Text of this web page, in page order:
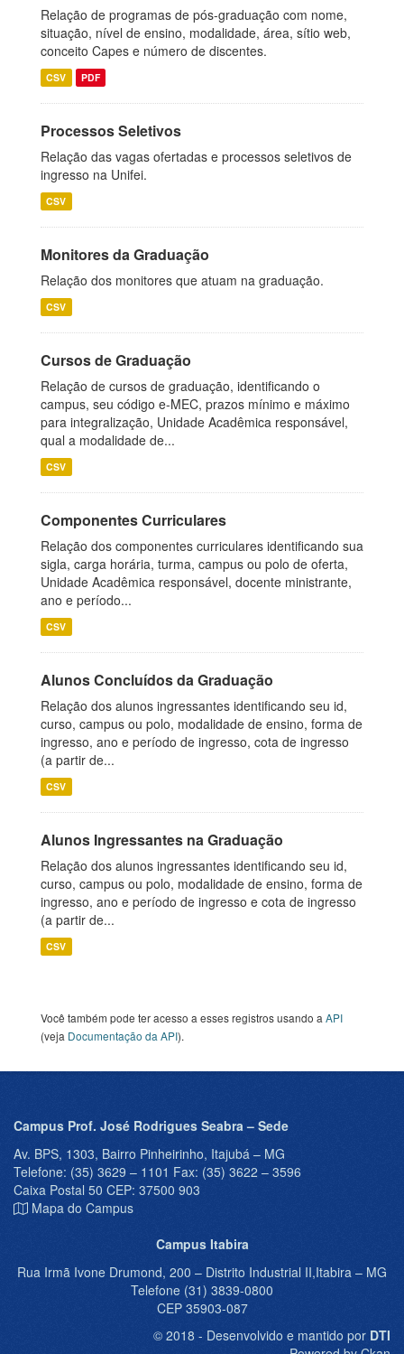
Relação de programas de pós-graduação com nome,
situação, nível de ensino, modalidade, área, sítio web,
conceito Capes e número de discentes.
CSV PDF
Processos Seletivos
Relação das vagas ofertadas e processos seletivos de
ingresso na Unifei.
CSV
Monitores da Graduação
Relação dos monitores que atuam na graduação.
CSV
Cursos de Graduação
Relação de cursos de graduação, identificando o
campus, seu código e-MEC, prazos mínimo e máximo
para integralização, Unidade Acadêmica responsável,
qual a modalidade de...
CSV
Componentes Curriculares
Relação dos componentes curriculares identificando sua
sigla, carga horária, turma, campus ou polo de oferta,
Unidade Acadêmica responsável, docente ministrante,
ano e período...
CSV
Alunos Concluídos da Graduação
Relação dos alunos ingressantes identificando seu id,
curso, campus ou polo, modalidade de ensino, forma de
ingresso, ano e período de ingresso, cota de ingresso
(a partir de...
CSV
Alunos Ingressantes na Graduação
Relação dos alunos ingressantes identificando seu id,
curso, campus ou polo, modalidade de ensino, forma de
ingresso, ano e período de ingresso e cota de ingresso
(a partir de...
CSV
Você também pode ter acesso a esses registros usando a API
(veja Documentação da API).
Campus Prof. José Rodrigues Seabra – Sede
Av. BPS, 1303, Bairro Pinheirinho, Itajubá – MG
Telefone: (35) 3629 – 1101 Fax: (35) 3622 – 3596
Caixa Postal 50 CEP: 37500 903
Mapa do Campus
Campus Itabira
Rua Irmã Ivone Drumond, 200 – Distrito Industrial II,Itabira – MG
Telefone (31) 3839-0800
CEP 35903-087
© 2018 - Desenvolvido e mantido por DTI